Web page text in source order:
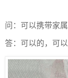
问：可以携带家属
答：可以的，可